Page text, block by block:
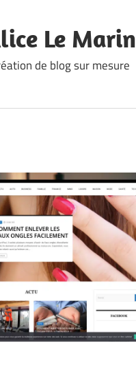
Le Marin
de blog sur mesure